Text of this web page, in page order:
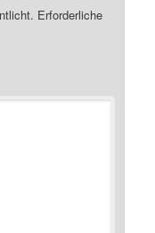
Erforderliche